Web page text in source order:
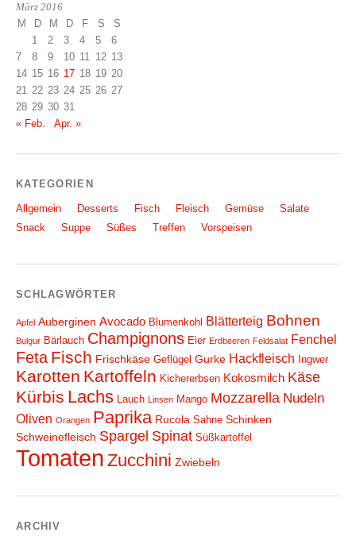
März 2016
M D M D F S
S
1
2 3 4 5
6
7
8 9 10 11 12 13
14 15 16 17 18 19 20
21 22 23 24 25 26 27
28 29 30 31
« Feb.
Apr. »
KATEGORIEN
Allgemein Desserts Fisch Fleisch Gemüse
Salate
Snack
Suppe Süßes Treffen Vorspeisen
SCHLAGWÖRTER
Apfel Auberginen Avocado Blumenkohl Blätterteig Bohnen
Bulgur Bärlauch Champignons Eier Erdbeeren Feldsalat Fenchel
Feta Fisch Frischkäse Geflügel Gurke Hackfleisch Ingwer
Karotten Kartoffeln Kichererbsen Kokosmilch Käse
Kürbis Lachs Lauch Linsen Mango Mozzarella Nudeln
Oliven Orangen Paprika Rucola Sahne Schinken
Schweinefleisch Spargel Spinat Süßkartoffel
Tomaten Zucchini Zwiebeln
ARCHIV